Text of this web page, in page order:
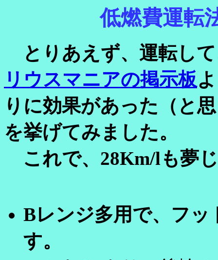
低燃費運転
とりあえず、運転し
リウスマニアの掲示板
りに効果があった（と
を挙げてみました。
これで、28Km/lも夢
Bレンジ多用で、フ
す。